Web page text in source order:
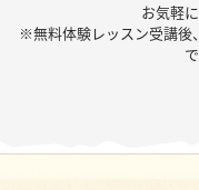
お気軽
※無料体験レッスン受講後